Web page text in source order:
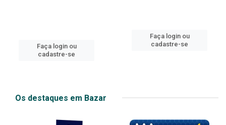
Faça login ou
cadastre-se
Faça login ou
cadastre-se
Os destaques em Bazar